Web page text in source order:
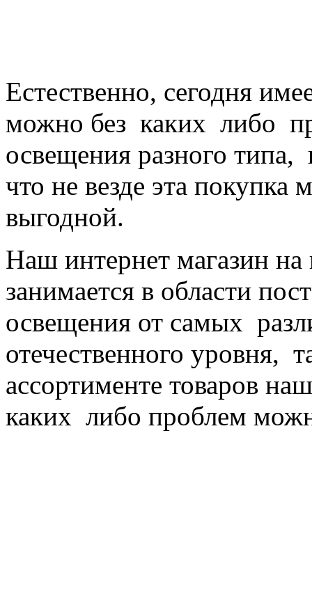
Естественно, сегодня
можно без каких либо
освещения разного типа,
что не везде эта покупка
выгодной.
Наш интернет магазин
занимается в области
освещения от самых
отечественного уровня,
ассортименте товаров
каких либо проблем